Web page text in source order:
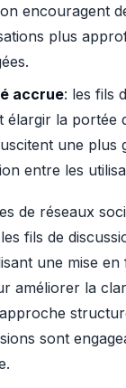
encouragent
plus
accrue: les fils
élargir la portée
une plus
entre les
de réseaux
fils de
une mise en
améliorer la
sont